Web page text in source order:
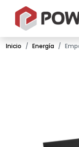
Inicio Energía